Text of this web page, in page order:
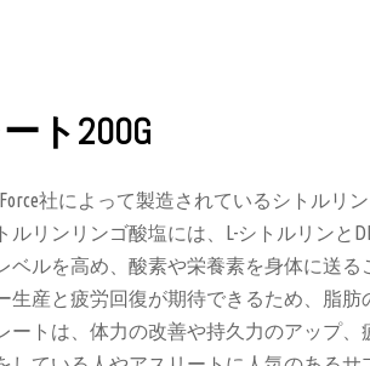
ト200G
社によって製造されているシトルリ
リンリンゴ酸塩には、L-シトルリンと
ベルを高め、酸素や栄養素を身体に送る
生産と疲労回復が期待できるため、脂肪
ートは、体力の改善や持久力のアップ、